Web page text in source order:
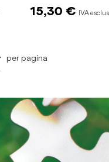
15,30 €
per pagina